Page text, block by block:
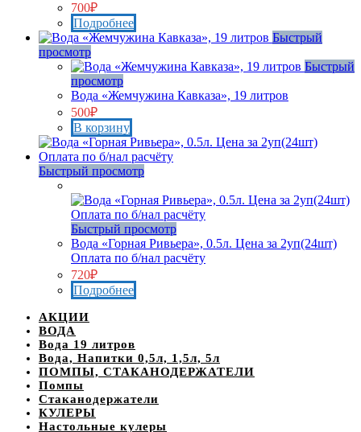
700₽
Подробнее
Быстрый
просмотр
Быстрый
просмотр
Вода «Жемчужина Кавказа», 19 литров
500₽
В корзину
Быстрый просмотр
Быстрый просмотр
Вода «Горная Ривьера», 0.5л. Цена за 2уп(24шт)
Оплата по б/нал расчёту
720₽
Подробнее
АКЦИИ
ВОДА
Вода 19 литров
Вода, Напитки 0,5л, 1,5л, 5л
ПОМПЫ, СТАКАНОДЕРЖАТЕЛИ
Помпы
Стаканодержатели
КУЛЕРЫ
Настольные кулеры